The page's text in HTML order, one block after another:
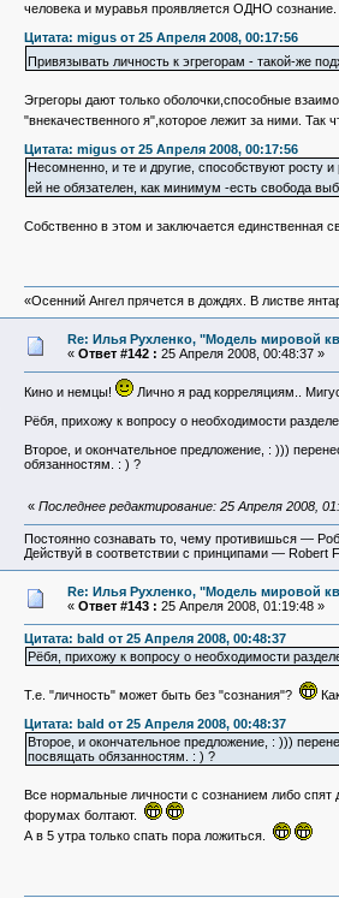
человека и муравья проявляется ОДНО
Цитата: migus от 25 Апреля 2008, 00:17:56
Привязывать личность к эгрегорам - такой-же
Эгрегоры дают только оболочки,способные
"внекачественного я",которое лежит за ними.
Цитата: migus от 25 Апреля 2008, 00:17:56
Несомненно, и те и другие, способствуют росту
ей не обязателен, как минимум -есть свобода
Собственно в этом и заключается единственная
«Осенний Ангел прячется в дождях. В листве
Re: Илья Рухленко, "Модель мировой
« Ответ #142 : 25 Апреля 2008, 00:48:37 »
Кино и немцы!
Лично я рад корреляциям..
Рёбя, прихожу к вопросу о необходимости
Второе, и окончательное предложение, : )))
обязанностям. : ) ?
« Последнее редактирование: 25 Апреля 2008,
Постоянно сознавать то, чему противишься —
Действуй в соответствии с принципами — Robert
Re: Илья Рухленко, "Модель мировой
« Ответ #143 : 25 Апреля 2008, 01:19:48 »
Цитата: bald от 25 Апреля 2008, 00:48:37
Рёбя, прихожу к вопросу о необходимости
Т.е. "личность" может быть без "сознания"?
Цитата: bald от 25 Апреля 2008, 00:48:37
Второе, и окончательное предложение, : )))
посвящать обязанностям. : ) ?
Все нормальные личности с сознанием либо
форумах болтают.
А в 5 утра только спать пора ложиться.